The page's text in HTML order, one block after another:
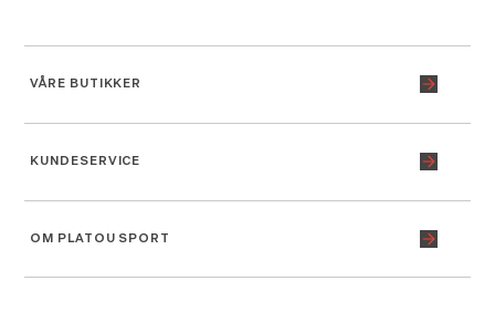
VÅRE BUTIKKER
KUNDESERVICE
OM PLATOU SPORT